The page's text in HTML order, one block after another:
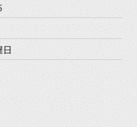
日